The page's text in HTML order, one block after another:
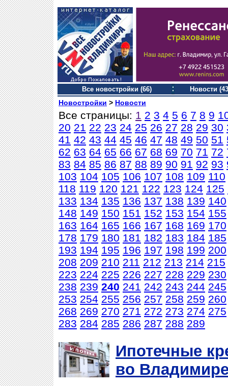
Все новостройки (66) Новости
Новостройки > Новости
Все страницы: 1 2 3 4 5 6 7 8 9
20 21 22 23 24 25 26 27 28 29 30
41 42 43 44 45 46 47 48 49 50 51
62 63 64 65 66 67 68 69 70 71 72
83 84 85 86 87 88 89 90 91 92 93
103 104 105 106 107 108 109 110
118 119 120 121 122 123 124 125
133 134 135 136 137 138 139 140
148 149 150 151 152 153 154 155
163 164 165 166 167 168 169 170
178 179 180 181 182 183 184 185
193 194 195 196 197 198 199 200
208 209 210 211 212 213 214 215
223 224 225 226 227 228 229 230
238 239 240 241 242 243 244 245
253 254 255 256 257 258 259 260
268 269 270 271 272 273 274 275
283 284 285 286 287 288 289
Ипотечные
во